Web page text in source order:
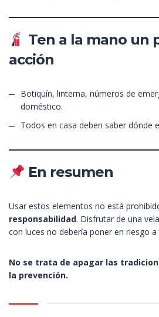
Ten a la mano un
acción
Botiquín, linterna, números de
doméstico.
Todos en casa deben saber dónde
En resumen
Usar estos elementos no está
responsabilidad. Disfrutar de una
con luces no debería poner en riesgo
No se trata de apagar las
la prevención.